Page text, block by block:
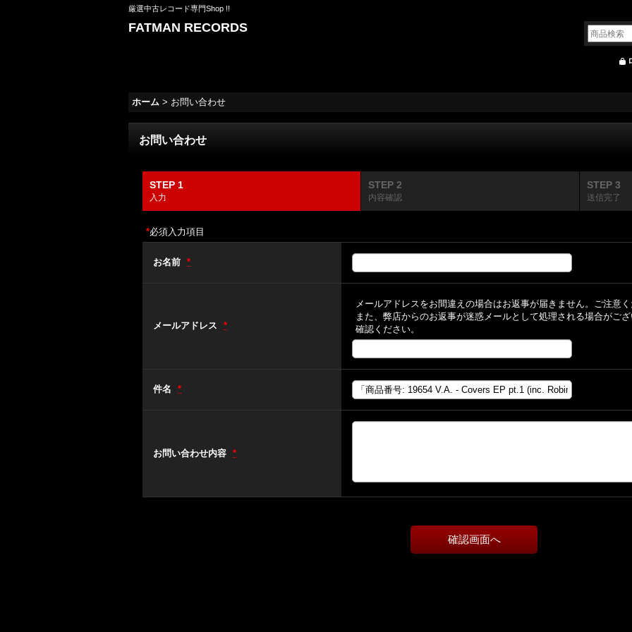
厳選中古レコード専門Shop !!
FATMAN RECORDS
ホーム > お問い合わせ
お問い合わせ
STEP 1
入力
STEP 2
内容確認
STEP 3
送信完了
*必須入力項目
お名前 *
メールアドレス *
メールアドレスをお間違えの場合はお返事が届きません。ご注意く
また、弊店からのお返事が迷惑メールとして処理される場合がご
確認ください。
件名 *
お問い合わせ内容 *